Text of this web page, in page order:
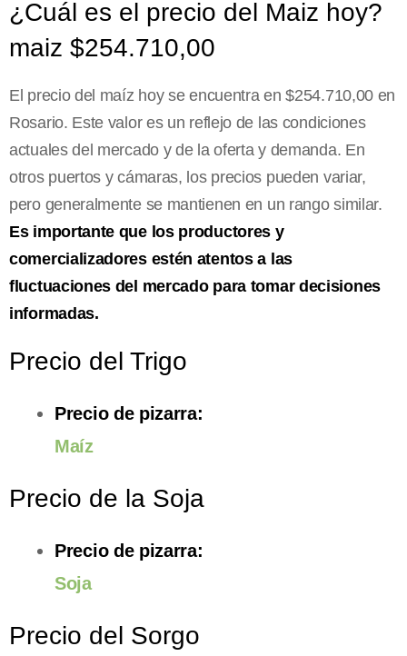
¿Cuál es el precio del Maiz hoy?
maiz $254.710,00
El precio del maíz hoy se encuentra en $254.710,00 en
Rosario. Este valor es un reflejo de las condiciones
actuales del mercado y de la oferta y demanda. En
otros puertos y cámaras, los precios pueden variar,
pero generalmente se mantienen en un rango similar.
Es importante que los productores y
comercializadores estén atentos a las
fluctuaciones del mercado para tomar decisiones
informadas.
Precio del Trigo
Precio de pizarra:
Maíz
Precio de la Soja
Precio de pizarra:
Soja
Precio del Sorgo